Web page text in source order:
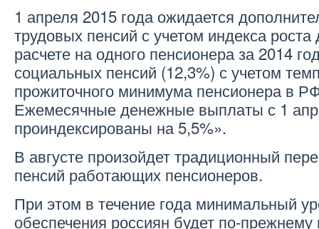
1 апреля 2015 года ожидается
трудовых пенсий с учетом индекса
расчете на одного пенсионера за 2014
социальных пенсий (12,3%) с учетом
прожиточного минимума пенсионера в
Ежемесячные денежные выплаты с 1
проиндексированы на 5,5%».
В августе произойдет традиционный
пенсий работающих пенсионеров.
При этом в течение года минимальный
обеспечения россиян будет по-